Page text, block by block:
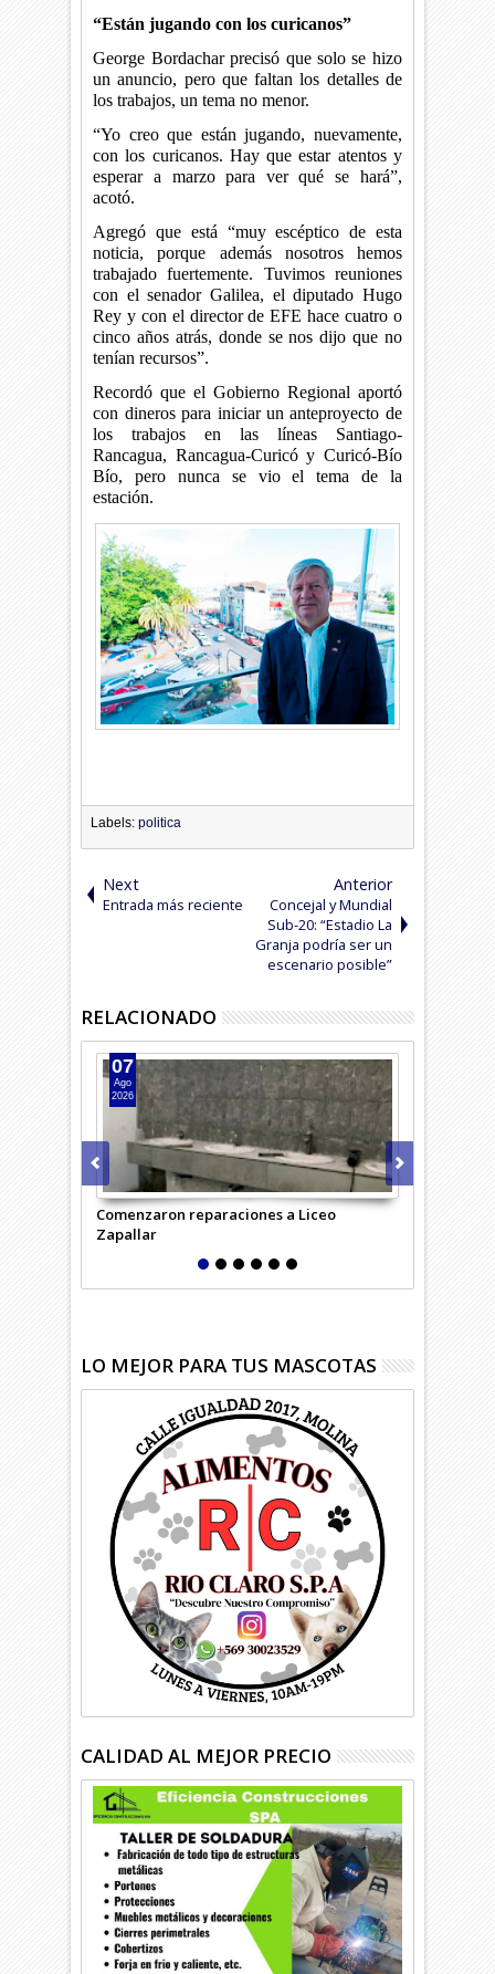
“Están jugando con los curicanos”
George Bordachar precisó que solo se hizo
un anuncio, pero que faltan los detalles de
los trabajos, un tema no menor.
“Yo creo que están jugando, nuevamente,
con los curicanos. Hay que estar atentos y
esperar a marzo para ver qué se hará”,
acotó.
Agregó que está “muy escéptico de esta
noticia, porque además nosotros hemos
trabajado fuertemente. Tuvimos reuniones
con el senador Galilea, el diputado Hugo
Rey y con el director de EFE hace cuatro o
cinco años atrás, donde se nos dijo que no
tenían recursos”.
Recordó que el Gobierno Regional aportó
con dineros para iniciar un anteproyecto de
los trabajos en las líneas Santiago-
Rancagua, Rancagua-Curicó y Curicó-Bío
Bío, pero nunca se vio el tema de la
estación.
Labels:politica
Next
Entrada más reciente
Anterior
Concejal y Mundial
Sub-20: “Estadio La
Granja podría ser un
escenario posible”
RELACIONADO
Comenzaron reparaciones a Liceo
Zapallar
07
Ago
2026
LO MEJOR PARA TUS MASCOTAS
CALIDAD AL MEJOR PRECIO